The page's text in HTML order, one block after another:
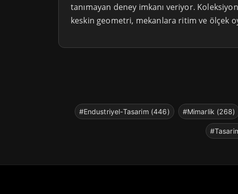
tanımayan deney imkanı veriyor.
keskin geometri, mekanlara ritim ve ölçek
#Endustriyel-Tasarim (446) #Mimarlik (268)